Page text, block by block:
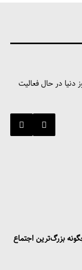
دنیا در حال فعالیت
بزرگ‌ترین اجتماع